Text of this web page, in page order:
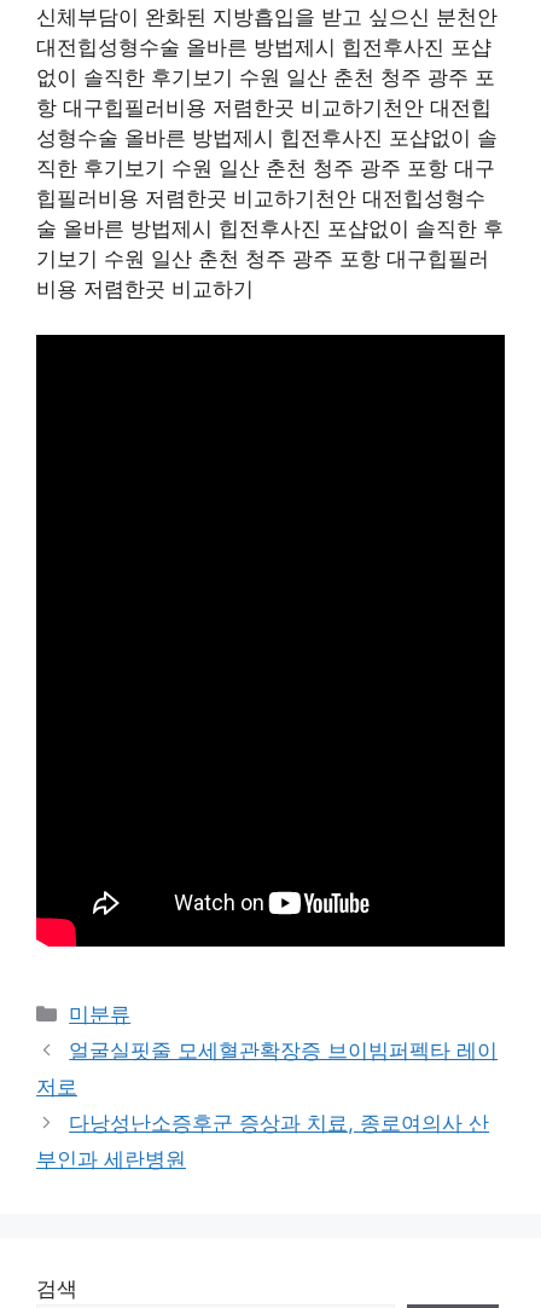
신체부담이 완화된 지방흡입을 받고 싶으신 분천안
대전힙성형수술 올바른 방법제시 힙전후사진 포샵
없이 솔직한 후기보기 수원 일산 춘천 청주 광주 포
항 대구힙필러비용 저렴한곳 비교하기천안 대전힙
성형수술 올바른 방법제시 힙전후사진 포샵없이 솔
직한 후기보기 수원 일산 춘천 청주 광주 포항 대구
힙필러비용 저렴한곳 비교하기천안 대전힙성형수
술 올바른 방법제시 힙전후사진 포샵없이 솔직한 후
기보기 수원 일산 춘천 청주 광주 포항 대구힙필러
비용 저렴한곳 비교하기
Categories
미분류
얼굴실핏줄 모세혈관확장증 브이빔퍼펙타 레이
저로
다낭성난소증후군 증상과 치료, 종로여의사 산
부인과 세란병원
검색